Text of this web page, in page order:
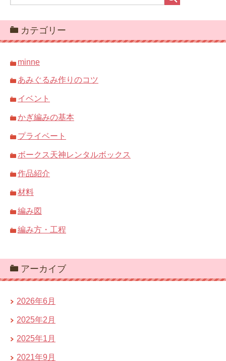
カテゴリー
minne
あみぐるみ作りのコツ
イベント
かぎ編みの基本
プライベート
ボークス天神レンタルボックス
作品紹介
材料
編み図
編み方・工程
アーカイブ
2026年6月
2025年2月
2025年1月
2021年9月